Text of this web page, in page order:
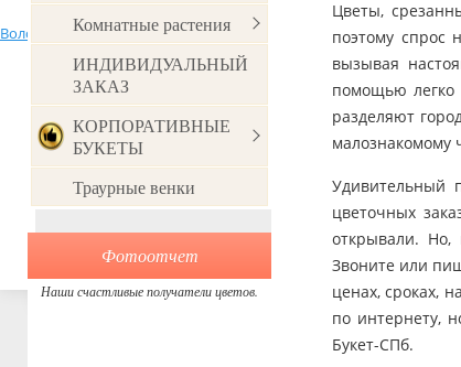
Желтые, зеленые
Разноцветные
Белые, розовые
Оранжевые
Синие, фиолетовые
Поселок
Володарского
Пушкино МО Пулково
Реутов
Сестрорецк Сланцы
Комнатные растения
ИНДИВИДУАЛЬНЫЙ
ЗАКАЗ
КОРПОРАТИВНЫЕ
БУКЕТЫ
Траурные венки
Фотоотчет
Наши счастливые получатели цветов.
Цветы,
поэтому спрос
вызывая
помощью легко
разделяют
малознакомому
Удивительный
цветочных
открывали. Но,
Звоните или
ценах, сроках,
по интернету,
Букет-СПб.